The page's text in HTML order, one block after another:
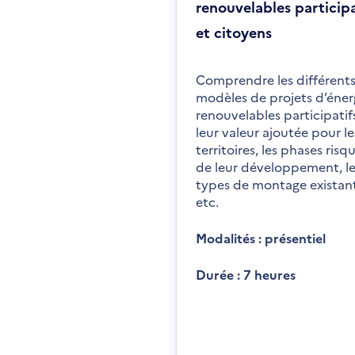
renouvelables
et citoyens
Comprendre les différents
modèles de projets
renouvelables
leur valeur ajoutée pour
territoires, les phases
de leur développement,
types de montage
etc.
Modalités : présentiel
Durée : 7 heures